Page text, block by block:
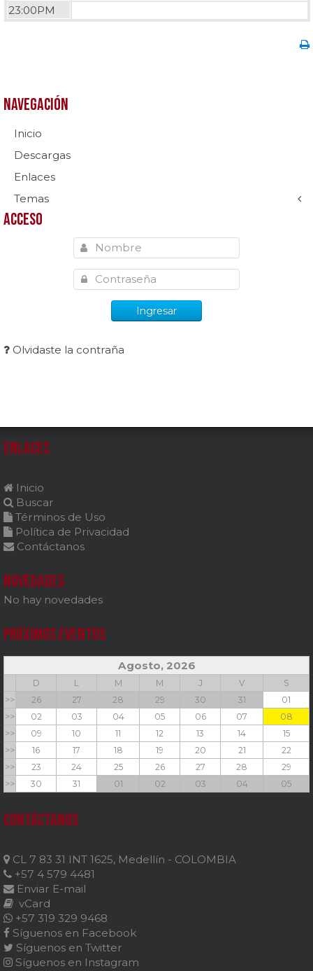
23:00PM
Navegación
Inicio
Descargas
Enlaces
Temas
Acceso
Ingresar
Olvidaste la contraña
Enlaces
Inicio
Buscar
Términos de Uso
Política de Privacidad
Contáctanos
Novedades
No hay novedades
Próximos Eventos
Agosto, 2026
D L M M J V
S
>>
26 27 28 29 30 31
01
>>
02 03 04 05 06 07
08
>>
09 10 11 12 13 14
15
>>
16 17 18 19 20 21
22
>>
23 24 25 26 27 28
29
>>
30 31 01 02 03 04 05
Contáctanos
CL 7 83 31 INT 1625, Medellín - COLOMBIA
+57 4 579 4481
Enviar E-mail
vCard
+57 319 329 9468
Síguenos en Facebook
Síguenos en Twitter
Síguenos en Instagram